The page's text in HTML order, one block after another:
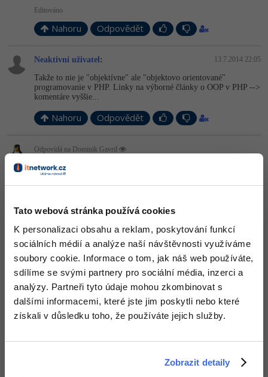
Tato webová stránka používá cookies
K personalizaci obsahu a reklam, poskytování funkcí
sociálních médií a analýze naší návštěvnosti využíváme
soubory cookie. Informace o tom, jak náš web používáte,
sdílíme se svými partnery pro sociální média, inzerci a
analýzy. Partneři tyto údaje mohou zkombinovat s
dalšími informacemi, které jste jim poskytli nebo které
získali v důsledku toho, že používáte jejich služby.
Zobrazit detaily
Kurzy e-commerce
Testování softwaru
Datová analýza
Digitální gramotnost
Marketing -30%
WordPress
SEO
Business
Kryptoměny -25%
Copywriting -30%
MS Office -80%
Google Dokumenty
HTML/CSS
Photoshop -80%
Adobe Illustrator -80%
Adobe Lightroom
Adobe XD
Adobe InDesign
Adobe After Effects
Blender -80%
Inkscape
Fotografování -80%
Příběhy absolventů
Kariéra
Editováno
Nahoru Odpovědět
Neaktivní uživatel: 13.7.2014 22:05
Takže to nie je "objektívne" ale "objektovo orientované"
programovanie v PHP. Linky na výborné články o OOP v PHP -->
komentáre vyššie...
Nahoru Odpovědět
Odpovídá na Dominik Gavril
neobjektove (strukturovane, resp. proceduralne:
$data = "Ahoj svet!"
objektovo orientovane programovanie:
<?php
class ahoj {
protected
$data = "Ahoj svet!"
public function vypis() {
echo ( $this
->data);